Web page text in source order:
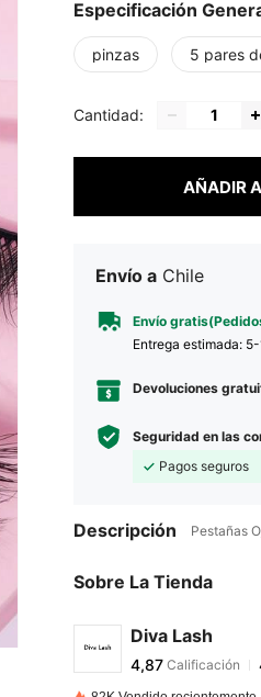
Especificación
pinzas 5 pares
Cantidad:
AÑADIR
Envío a Chile
Envío
Entrega estimada:
Devoluciones
Seguridad en las
Pagos seguros
Descripción Pestañas
Sobre La Tienda
Diva Lash
4,87 Calificación